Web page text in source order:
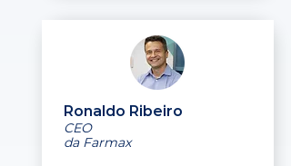
Ronaldo Ribeiro
CEO
da Farmax